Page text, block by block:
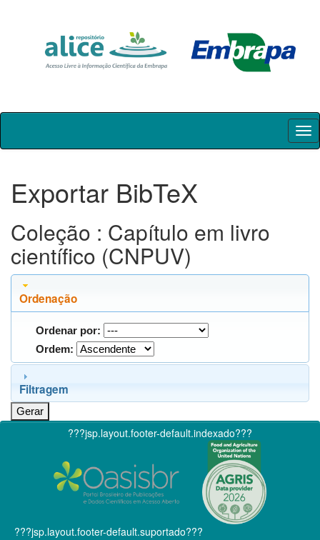
Skip
Exportar BibTeX
Coleção : Capítulo em livro
científico (CNPUV)
Ordenação
Ordenar por:
Ordem:
Filtragem
???jsp.layout.footer-default.indexado???
???jsp.layout.footer-default.suportado???